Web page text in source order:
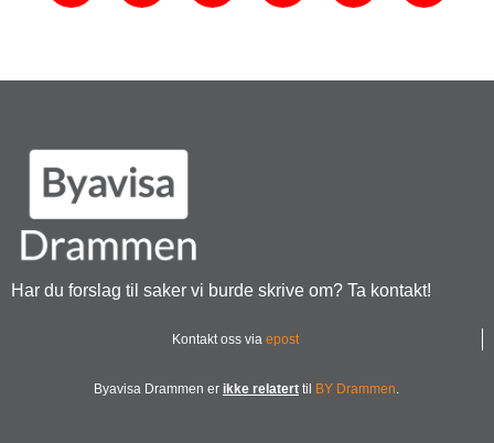
Har du forslag til saker vi burde skrive om? Ta kontakt!
Kontakt oss via epost
Byavisa Drammen er ikke relatert til BY Drammen